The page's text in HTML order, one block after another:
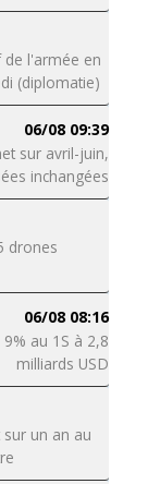
de l'armée en
(diplomatie)
06/08 09:39
sur avril-juin,
inchangées
drones
06/08 08:16
au 1S à 2,8
milliards USD
un an au